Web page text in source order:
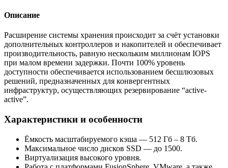
Описание
Расширение системы хранения происходит за счёт установки
дополнительных контроллеров и накопителей и обеспечивает
производительность, равную нескольким миллионам IOPS
при малом времени задержки. Почти 100% уровень
доступности обеспечивается использованием бесшлюзовых
решений, предназначенных для конвергентных
инфраструктур, осуществляющих резервирование “active-
active”.
Характеристики и особенности
Ёмкость масштабируемого кэша — 512 Гб – 8 Тб.
Максимальное число дисков SSD — до 1500.
Виртуализация высокого уровня.